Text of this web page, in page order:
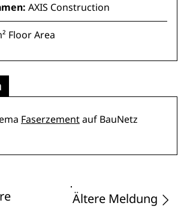
AXIS Construction
Floor Area
Faserzementauf BauNetz
Ältere Meldung